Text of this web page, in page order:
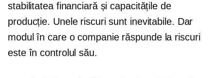
stabilitatea financiară și capacitățile de
producție. Unele riscuri sunt inevitabile. Dar
modul în care o companie răspunde la riscuri
este în controlul său.